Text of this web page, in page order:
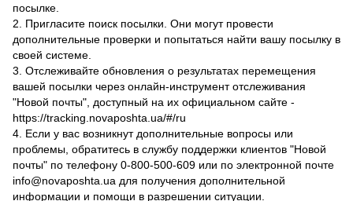
посылке.
2. Пригласите поиск посылки. Они могут провести
дополнительные проверки и попытаться найти вашу посылку в
своей системе.
3. Отслеживайте обновления о результатах перемещения
вашей посылки через онлайн-инструмент отслеживания
"Новой почты", доступный на их официальном сайте -
https://tracking.novaposhta.ua/#/ru
4. Если у вас возникнут дополнительные вопросы или
проблемы, обратитесь в службу поддержки клиентов "Новой
почты" по телефону 0-800-500-609 или по электронной почте
info@novaposhta.ua для получения дополнительной
информации и помощи в разрешении ситуации.